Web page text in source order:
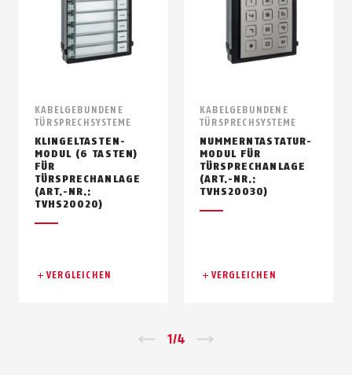
KABELGEBUNDENE
TÜRSPRECHSYSTEME
KLINGELTASTEN-
MODUL (6 TASTEN)
FÜR
TÜRSPRECHANLAGE
(ART.-NR.:
TVHS20020)
VERGLEICHEN
KABELGEBUNDENE
TÜRSPRECHSYSTEME
NUMMERNTASTATUR-
MODUL FÜR
TÜRSPRECHANLAGE
(ART.-NR.:
TVHS20030)
VERGLEICHEN
Zurück
1/4